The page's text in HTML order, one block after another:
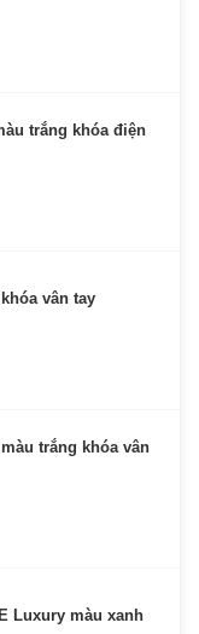
trắng khóa điện
vân tay
trắng khóa vân
Luxury màu xanh